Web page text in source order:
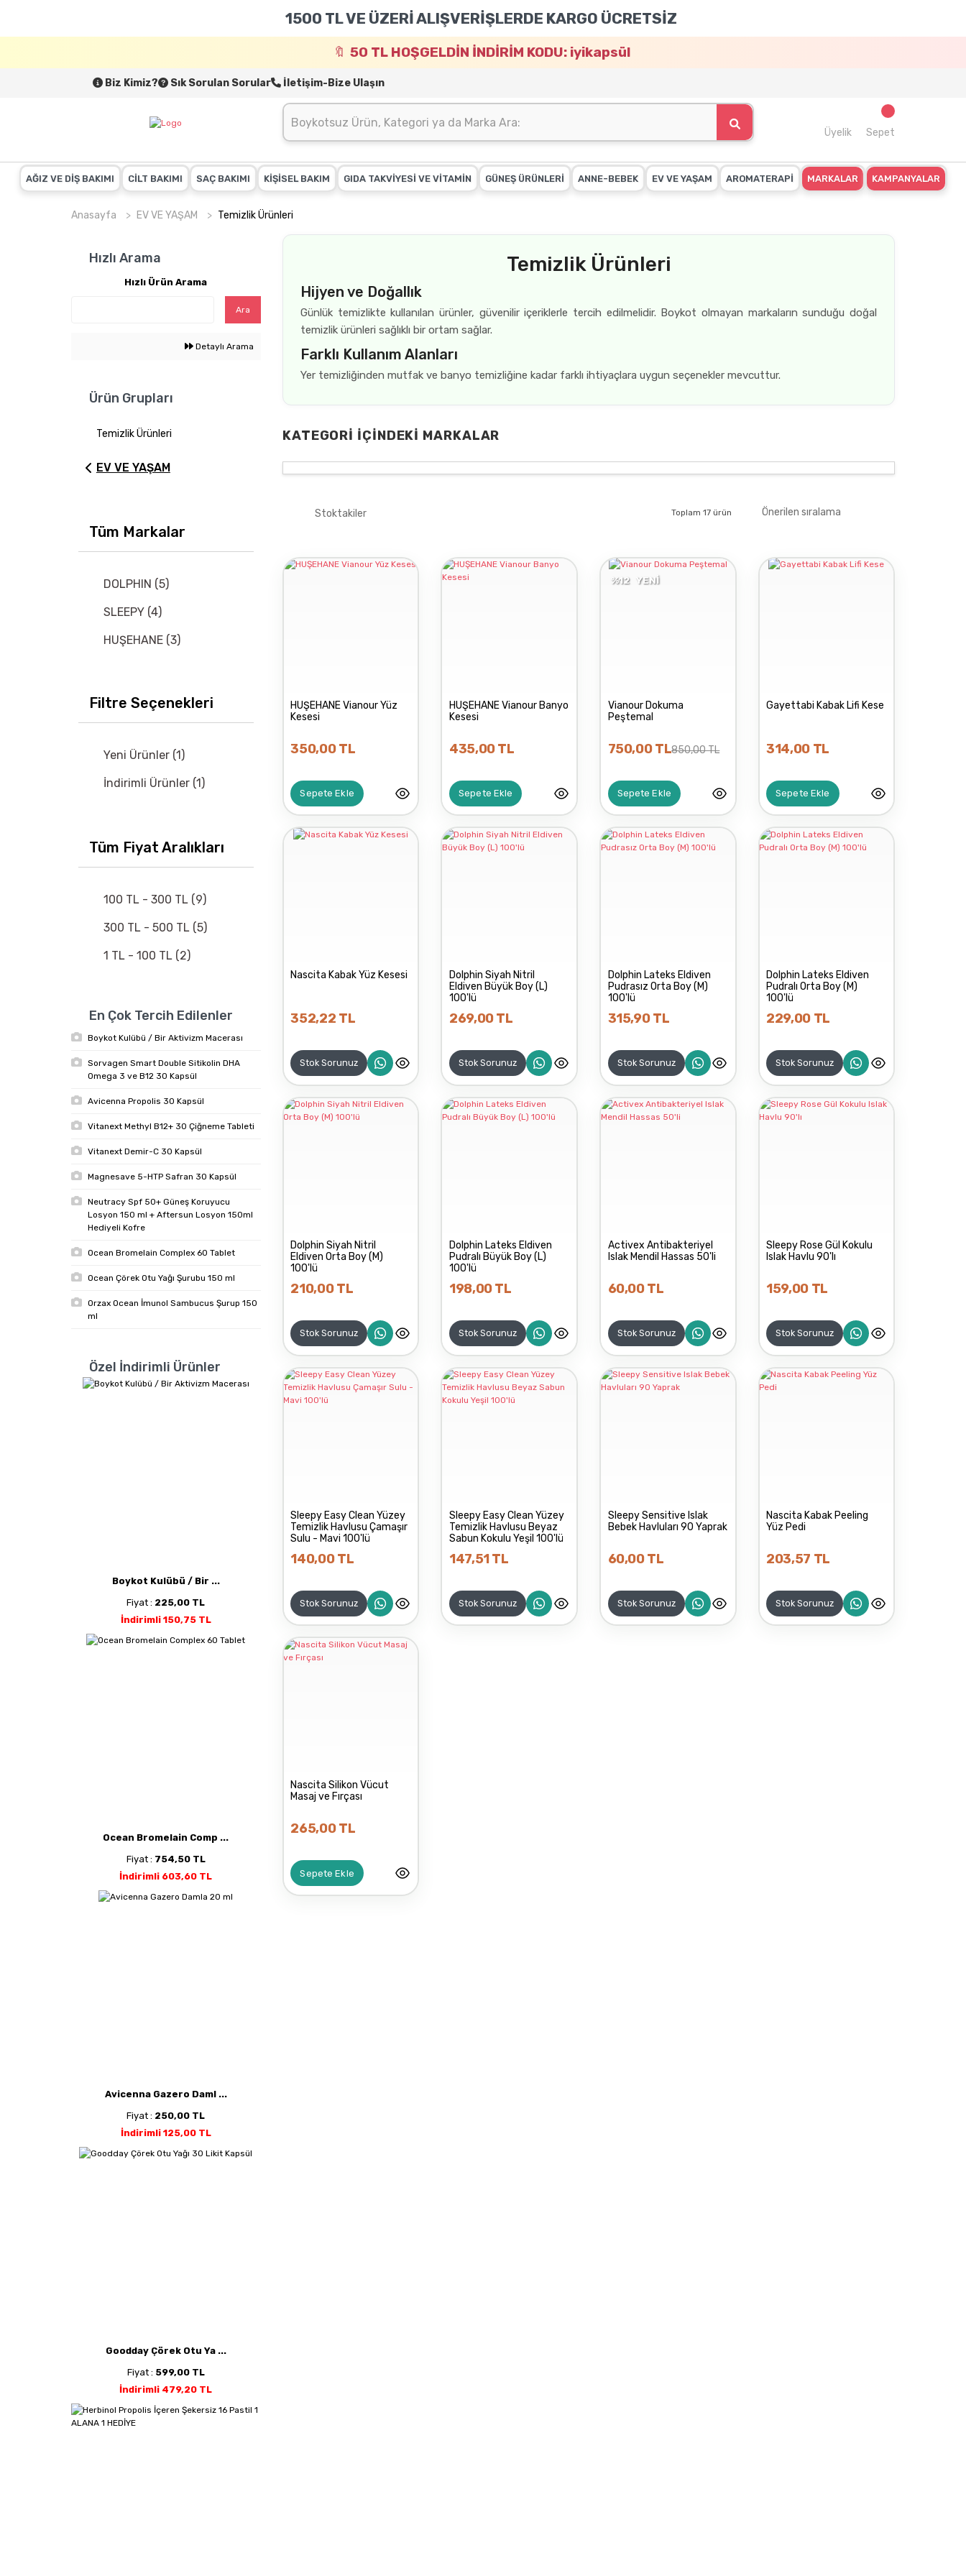
1500 TL VE ÜZERİ ALIŞVERİŞLERDE KARGO ÜCRETSİZ
50 TL HOŞGELDİN İNDİRİM KODU: iyikapsül
Biz Kimiz? Sık Sorulan Sorular İletişim-Bize Ulaşın
Üyelik Sepet
AĞIZ VE DİŞ BAKIMI CİLT BAKIMI SAÇ BAKIMI KİŞİSEL BAKIM GIDA TAKVİYESİ VE VİTAMİN GÜNEŞ ÜRÜNLERİ ANNE-BEBEK EV VE YAŞAM AROMATERAPİ MARKALAR KAMPANYALAR
Anasayfa EV VE YAŞAM Temizlik Ürünleri
Hızlı Arama
Hızlı Ürün Arama
Ara
Detaylı Arama
Ürün Grupları
Temizlik Ürünleri
EV VE YAŞAM
Tüm Markalar
DOLPHIN (5)
SLEEPY (4)
HUŞEHANE (3)
ACTIVEX (1)
GAYETTABİ (1)
Filtre Seçenekleri
Yeni Ürünler (1)
İndirimli Ürünler (1)
Tüm Fiyat Aralıkları
100 TL - 300 TL (9)
300 TL - 500 TL (5)
1 TL - 100 TL (2)
En Çok Tercih Edilenler
Boykot Kulübü / Bir Aktivizm Macerası
Sorvagen Smart Double Sitikolin DHA
Omega 3 ve B12 30 Kapsül
Avicenna Propolis 30 Kapsül
Vitanext Methyl B12+ 30 Çiğneme Tableti
Vitanext Demir-C 30 Kapsül
Magnesave 5-HTP Safran 30 Kapsül
Neutracy Spf 50+ Güneş Koruyucu
Losyon 150 ml + Aftersun Losyon 150ml
Hediyeli Kofre
Ocean Bromelain Complex 60 Tablet
Ocean Çörek Otu Yağı Şurubu 150 ml
Orzax Ocean İmunol Sambucus Şurup 150
ml
Özel İndirimli Ürünler
Boykot Kulübü / Bir ...
Fiyat : 225,00 TL
İndirimli 150,75 TL
Ocean Bromelain Comp ...
Fiyat : 754,50 TL
İndirimli 603,60 TL
Avicenna Gazero Daml ...
Fiyat : 250,00 TL
İndirimli 125,00 TL
Goodday Çörek Otu Ya ...
Fiyat : 599,00 TL
İndirimli 479,20 TL
Temizlik Ürünleri
Hijyen ve Doğallık
Günlük temizlikte kullanılan ürünler, güvenilir içeriklerle tercih edilmelidir. Boykot olmayan markaların sunduğu doğal
temizlik ürünleri sağlıklı bir ortam sağlar.
Farklı Kullanım Alanları
Yer temizliğinden mutfak ve banyo temizliğine kadar farklı ihtiyaçlara uygun seçenekler mevcuttur.
KATEGORI İÇINDEKI MARKALAR
Stoktakiler Toplam 17 ürün
HUŞEHANE Vianour Yüz
Kesesi
350,00 TL
Sepete Ekle
HUŞEHANE Vianour Banyo
Kesesi
435,00 TL
Sepete Ekle
%12 YENİ
Vianour Dokuma
Peştemal
750,00 TL850,00 TL
Sepete Ekle
Gayettabi Kabak Lifi Kese
314,00 TL
Sepete Ekle
Nascita Kabak Yüz Kesesi
352,22 TL
Stok Sorunuz
Dolphin Siyah Nitril
Eldiven Büyük Boy (L)
100'lü
269,00 TL
Stok Sorunuz
Dolphin Lateks Eldiven
Pudrasız Orta Boy (M)
100'lü
315,90 TL
Stok Sorunuz
Dolphin Lateks Eldiven
Pudralı Orta Boy (M)
100'lü
229,00 TL
Stok Sorunuz
Dolphin Siyah Nitril
Eldiven Orta Boy (M)
100'lü
210,00 TL
Stok Sorunuz
Dolphin Lateks Eldiven
Pudralı Büyük Boy (L)
100'lü
198,00 TL
Stok Sorunuz
Activex Antibakteriyel
Islak Mendil Hassas 50'li
60,00 TL
Stok Sorunuz
Sleepy Rose Gül Kokulu
Islak Havlu 90'lı
159,00 TL
Stok Sorunuz
Sleepy Easy Clean Yüzey
Temizlik Havlusu Çamaşır
Sulu - Mavi 100'lü
140,00 TL
Stok Sorunuz
Sleepy Easy Clean Yüzey
Temizlik Havlusu Beyaz
Sabun Kokulu Yeşil 100'lü
147,51 TL
Stok Sorunuz
Sleepy Sensitive Islak
Bebek Havluları 90 Yaprak
60,00 TL
Stok Sorunuz
Nascita Kabak Peeling
Yüz Pedi
203,57 TL
Stok Sorunuz
Nascita Silikon Vücut
Masaj ve Fırçası
265,00 TL
Sepete Ekle